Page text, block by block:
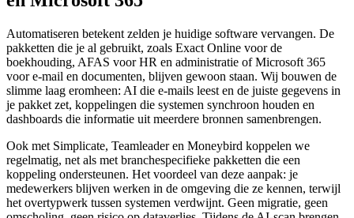
Automatiseren betekent zelden je huidige software vervangen. De
pakketten die je al gebruikt, zoals Exact Online voor de
boekhouding, AFAS voor HR en administratie of Microsoft 365
voor e-mail en documenten, blijven gewoon staan. Wij bouwen de
slimme laag eromheen: AI die e-mails leest en de juiste gegevens in
je pakket zet, koppelingen die systemen synchroon houden en
dashboards die informatie uit meerdere bronnen samenbrengen.
Ook met Simplicate, Teamleader en Moneybird koppelen we
regelmatig, net als met branchespecifieke pakketten die een
koppeling ondersteunen. Het voordeel van deze aanpak: je
medewerkers blijven werken in de omgeving die ze kennen, terwijl
het overtypwerk tussen systemen verdwijnt. Geen migratie, geen